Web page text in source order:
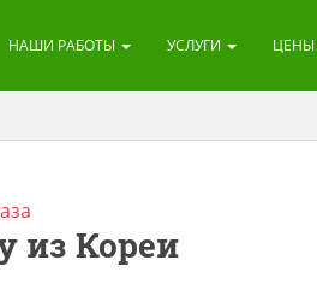
НАШИ РАБОТЫ УСЛУГИ ЦЕНЫ
из Кореи